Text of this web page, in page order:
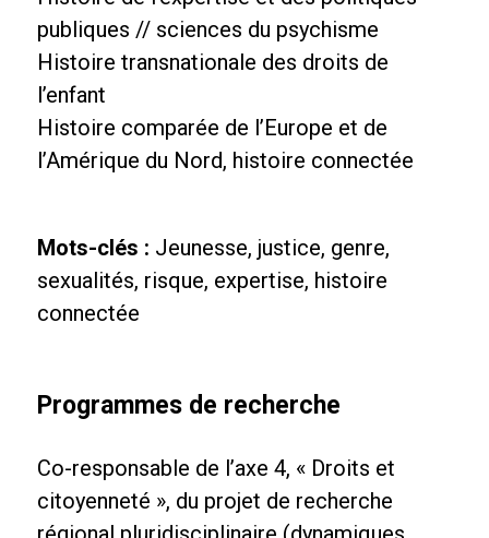
publiques // sciences du psychisme
Histoire transnationale des droits de
l’enfant
Histoire comparée de l’Europe et de
l’Amérique du Nord, histoire connectée
Mots-clés : Jeunesse, justice, genre,
sexualités, risque, expertise, histoire
connectée
Programmes de recherche
Co-responsable de l’axe 4, « Droits et
citoyenneté », du projet de recherche